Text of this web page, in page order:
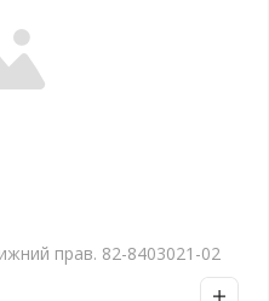
прав. 82-8403021-02